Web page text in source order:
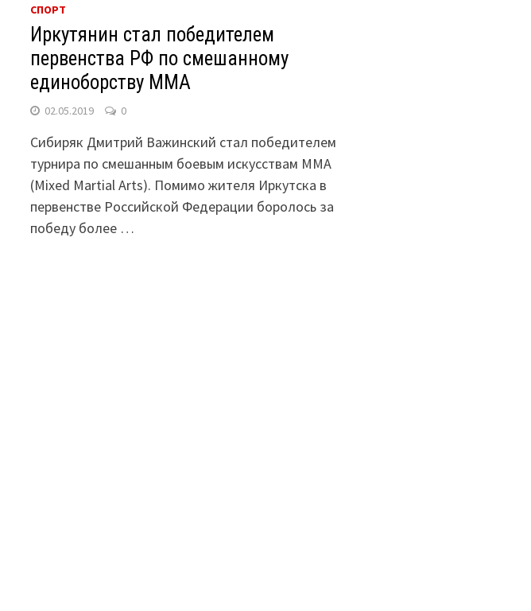
СПОРТ
Иркутянин стал победителем
первенства РФ по смешанному
единоборству ММА
02.05.2019 0
Сибиряк Дмитрий Важинский стал победителем
турнира по смешанным боевым искусствам ММА
(Mixed Martial Arts). Помимо жителя Иркутска в
первенстве Российской Федерации боролось за
победу более …